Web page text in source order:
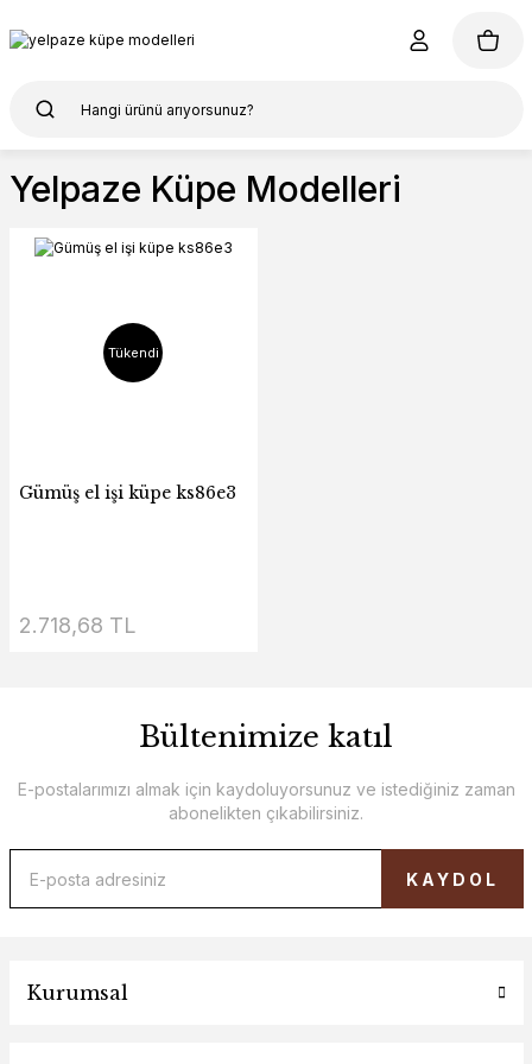
Yelpaze Küpe Modelleri
Tükendi
Gümüş el işi küpe ks86e3
2.718,68 TL
Bültenimize katıl
E-postalarımızı almak için kaydoluyorsunuz ve istediğiniz zaman
abonelikten çıkabilirsiniz.
KAYDOL
Kurumsal